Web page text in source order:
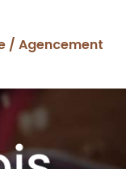
/ Agencement